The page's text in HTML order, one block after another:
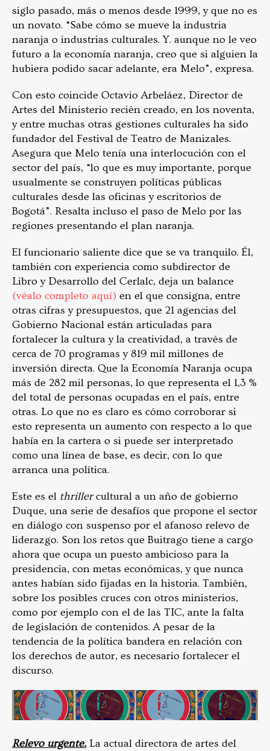
siglo pasado, más o menos desde 1999, y que no es
un novato. “Sabe cómo se mueve la industria
naranja o industrias culturales. Y. aunque no le veo
futuro a la economía naranja, creo que si alguien la
hubiera podido sacar adelante, era Melo”, expresa.
Con esto coincide Octavio Arbeláez, Director de
Artes del Ministerio recién creado, en los noventa,
y entre muchas otras gestiones culturales ha sido
fundador del Festival de Teatro de Manizales.
Asegura que Melo tenía una interlocución con el
sector del país, “lo que es muy importante, porque
usualmente se construyen políticas públicas
culturales desde las oficinas y escritorios de
Bogotá”. Resalta incluso el paso de Melo por las
regiones presentando el plan naranja.
El funcionario saliente dice que se va tranquilo. Él,
también con experiencia como subdirector de
Libro y Desarrollo del Cerlalc, deja un balance
(véalo completo aquí) en el que consigna, entre
otras cifras y presupuestos, que 21 agencias del
Gobierno Nacional están articuladas para
fortalecer la cultura y la creatividad, a través de
cerca de 70 programas y 819 mil millones de
inversión directa. Que la Economía Naranja ocupa
más de 282 mil personas, lo que representa el 1,3 %
del total de personas ocupadas en el país, entre
otras. Lo que no es claro es cómo corroborar si
esto representa un aumento con respecto a lo que
había en la cartera o si puede ser interpretado
como una línea de base, es decir, con lo que
arranca una política.
Este es el thrillercultural a un año de gobierno
Duque, una serie de desafíos que propone el sector
en diálogo con suspenso por el afanoso relevo de
liderazgo. Son los retos que Buitrago tiene a cargo
ahora que ocupa un puesto ambicioso para la
presidencia, con metas económicas, y que nunca
antes habían sido fijadas en la historia. También,
sobre los posibles cruces con otros ministerios,
como por ejemplo con el de las TIC, ante la falta
de legislación de contenidos. A pesar de la
tendencia de la política bandera en relación con
los derechos de autor, es necesario fortalecer el
discurso.
Relevo urgente. La actual directora de artes del